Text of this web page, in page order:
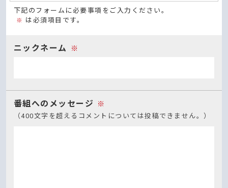
下記のフォームに必要事項をご入力ください。
※ は必須項目です。
ニックネーム ※
番組へのメッセージ ※
（400文字を超えるコメントについては投稿できません。）